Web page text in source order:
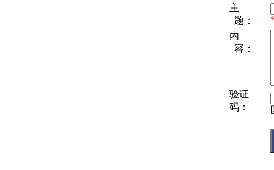
主
题：
内
容：
验证
码：